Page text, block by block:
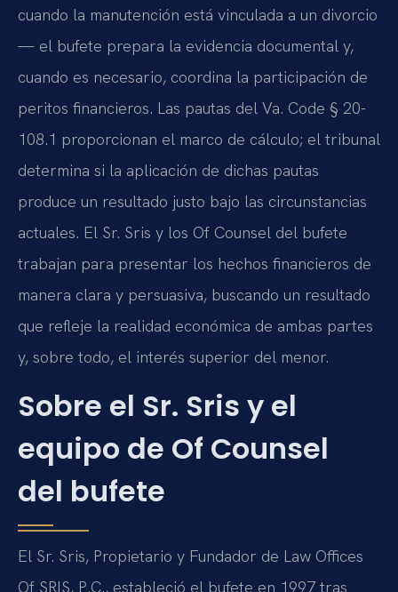
cuando la manutención está vinculada a un divorcio
— el bufete prepara la evidencia documental y,
cuando es necesario, coordina la participación de
peritos financieros. Las pautas del Va. Code § 20-
108.1 proporcionan el marco de cálculo; el tribunal
determina si la aplicación de dichas pautas
produce un resultado justo bajo las circunstancias
actuales. El Sr. Sris y los Of Counsel del bufete
trabajan para presentar los hechos financieros de
manera clara y persuasiva, buscando un resultado
que refleje la realidad económica de ambas partes
y, sobre todo, el interés superior del menor.
Sobre el Sr. Sris y el
equipo de Of Counsel
del bufete
El Sr. Sris, Propietario y Fundador de Law Offices
Of SRIS, P.C., estableció el bufete en 1997 tras